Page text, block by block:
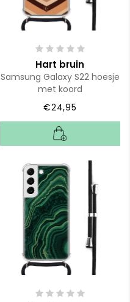
Hart bruin
Samsung Galaxy S22 hoesje
met koord
€24,95